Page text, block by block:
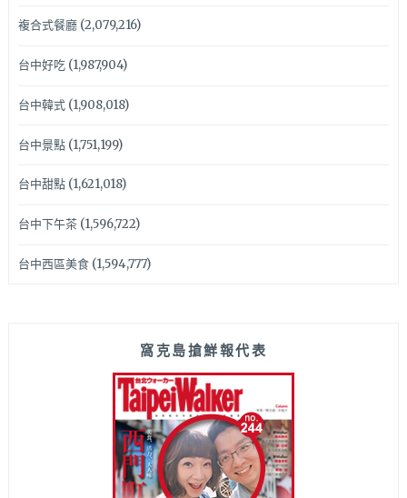
複合式餐廳(2,079,216)
台中好吃(1,987,904)
台中韓式(1,908,018)
台中景點(1,751,199)
台中甜點(1,621,018)
台中下午茶(1,596,722)
台中西區美食(1,594,777)
窩克島搶鮮報代表